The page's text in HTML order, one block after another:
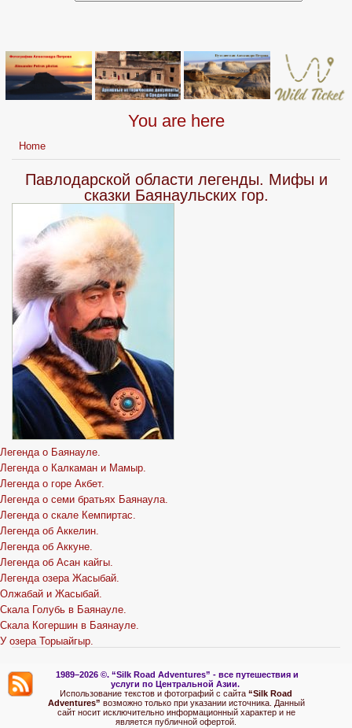
You are here
Home
Павлодарской области легенды. Мифы и
сказки Баянаульских гор.
Легенда о Баянауле.
Легенда о Калкаман и Мамыр.
Легенда о горе Акбет.
Легенда о семи братьях Баянаула.
Легенда о скале Кемпиртас.
Легенда об Аккелин.
Легенда об Аккуне.
Легенда об Асан кайгы.
Легенда озера Жасыбай.
Олжабай и Жасыбай.
Скала Голубь в Баянауле.
Скала Когершин в Баянауле.
У озера Торыайгыр.
1989–2026 ©. “Silk Road Adventures” - все путешествия и
услуги по Центральной Азии.
Использование текстов и фотографий с сайта “Silk Road
Adventures” возможно только при указании источника. Данный
сайт носит исключительно информационный характер и не
является публичной офертой.